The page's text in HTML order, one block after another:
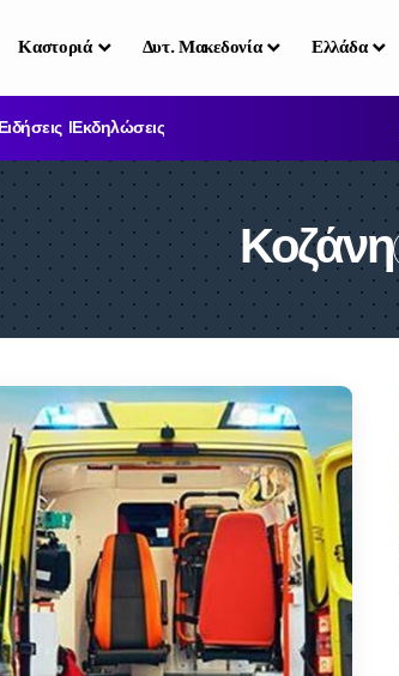
Καστοριά Δυτ. Μακεδονία Ελλάδα
Ειδήσεις Εκδηλώσεις
Κοζάνη